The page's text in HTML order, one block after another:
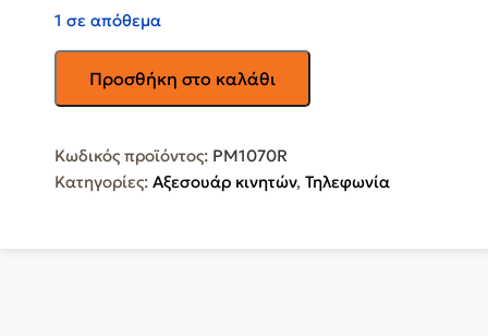
1 σε απόθεμα
Θήκη
μπράτσου
Sport
για
smartphones
ακουστικά
Προσθήκη στο καλάθι
Κωδικός προϊόντος: PM1070R
Κατηγορίες: Αξεσουάρ κινητών, Τηλεφωνία